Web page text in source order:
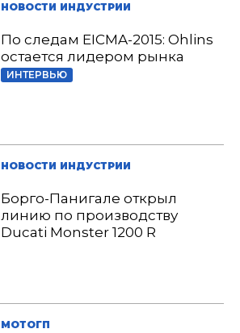
НОВОСТИ ИНДУСТРИИ
По следам EICMA-2015: Ohlins
остается лидером рынка
ИНТЕРВЬЮ
НОВОСТИ ИНДУСТРИИ
Борго-Панигале открыл
линию по производству
Ducati Monster 1200 R
МОТОГП